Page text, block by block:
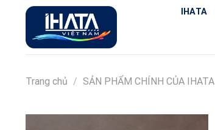
Chuyển
IHATA
Trang chủ / SẢN PHẨM CHÍNH CỦA IHATA